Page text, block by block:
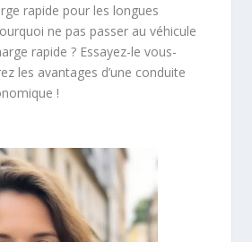
rapide pour les longues
ne pas passer au véhicule
rapide ? Essayez-le vous-
les avantages d’une conduite
!